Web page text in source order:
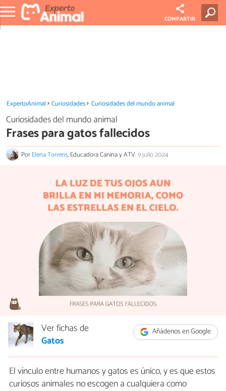
COMPARTIR
ExpertoAnimal Curiosidades Curiosidades del mundo animal
Curiosidades del mundo animal
Frases para gatos fallecidos
PorElena Torrens, Educadora Canina y ATV.9 julio 2024
Añádenos en Google
Ver fichas de
Gatos
El vínculo entre humanos y gatos es único, y es que estos
curiosos animales no escogen a cualquiera como